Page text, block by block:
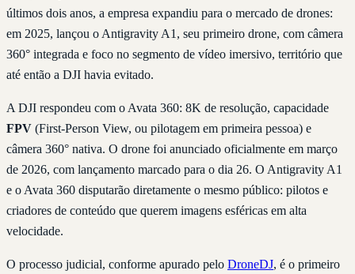
últimos dois anos, a empresa expandiu para o mercado de drones:
em 2025, lançou o Antigravity A1, seu primeiro drone, com câmera
360° integrada e foco no segmento de vídeo imersivo, território que
até então a DJI havia evitado.
A DJI respondeu com o Avata 360: 8K de resolução, capacidade
FPV (First-Person View, ou pilotagem em primeira pessoa) e
câmera 360° nativa. O drone foi anunciado oficialmente em março
de 2026, com lançamento marcado para o dia 26. O Antigravity A1
e o Avata 360 disputarão diretamente o mesmo público: pilotos e
criadores de conteúdo que querem imagens esféricas em alta
velocidade.
O processo judicial, conforme apurado pelo DroneDJ, é o primeiro